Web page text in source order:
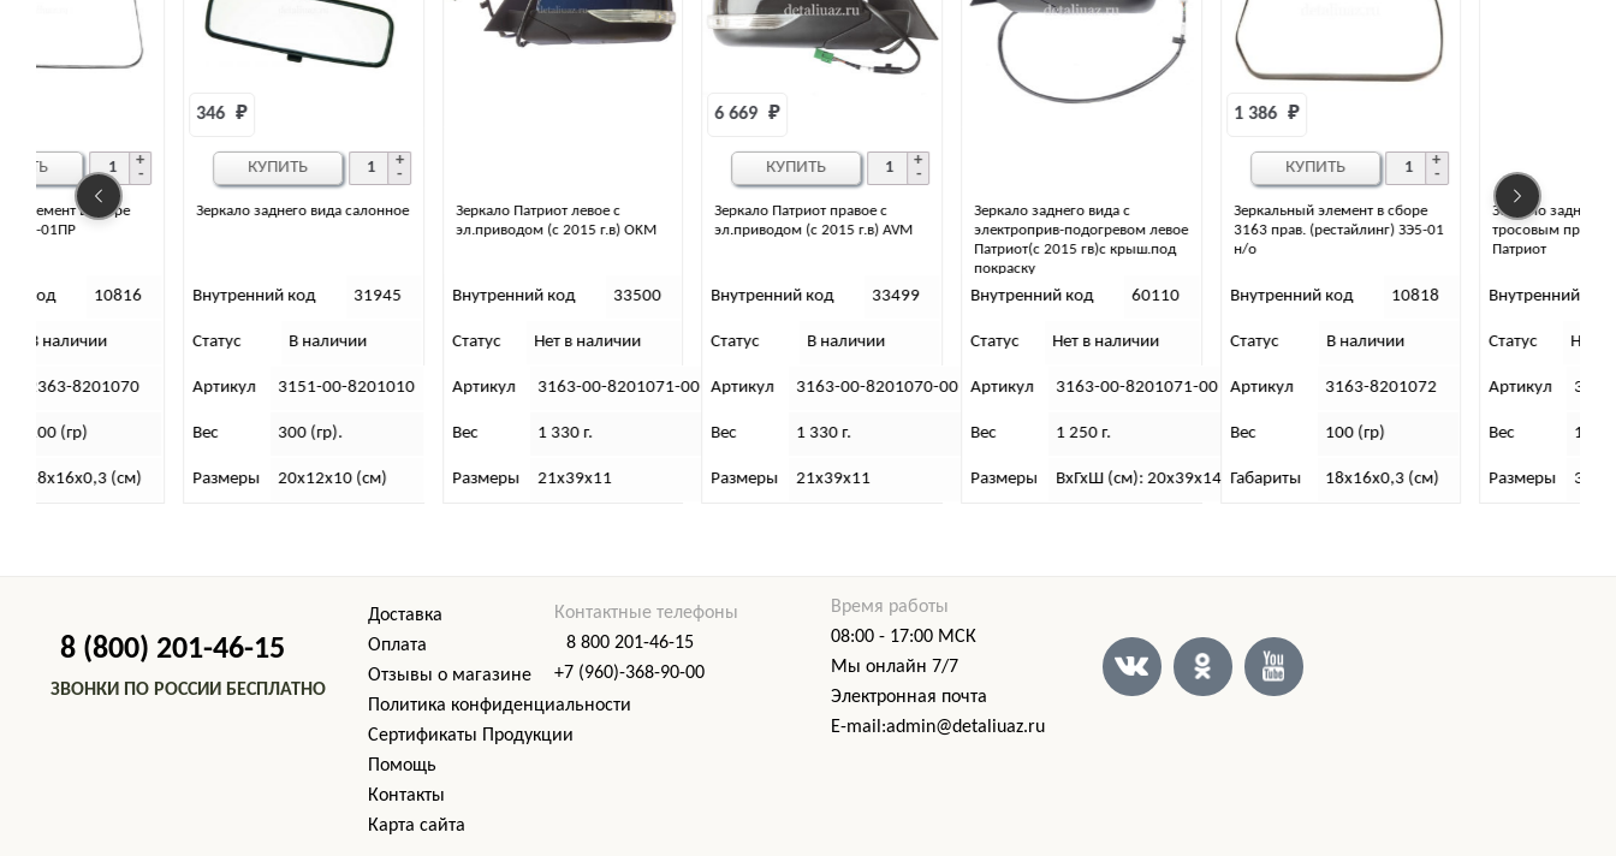
Зеркало заднего вида салонное
Внутренний код 31945
Статус В наличии
Артикул 3151-00-8201010
Вес 300 (гр).
Размеры 20х12х10 (см)
КУПИТЬ
Зеркало Патриот левое с
эл.приводом (с 2015 г.в) OKM
Внутренний код 33500
Статус Нет в наличии
Артикул 3163-00-8201071-00
Вес
Размеры 21х39х11
Зеркало Патриот правое с
эл.приводом (с 2015 г.в) AVM
Внутренний код 33499
Статус В наличии
Артикул 3163-00-8201070-00 AVM
Вес
Размеры 21х39х11
Зеркало заднего вида с
электроприв-подогревом левое
Патриот(с 2015 гв)с крыш.под
Внутренний код 60110
Статус Нет в наличии
Артикул 3163-00-8201071-00
Вес
Размеры ВхГхШ (см): 20х39х14
Зеркальный элемент в сборе
3163 прав. (рестайлинг) ЗЭ5-01
н/о
Внутренний код 10818
Статус В наличии
Артикул 3163-8201072
Вес 100 (гр)
Габариты 18х16х0,3 (см)
Зеркало заднего вида с
тросовым приводом правое
Внутренний код 41672
Статус Нет в наличии
Артикул 3162-00-8201060-00
Вес 1,24 (кг).
Размеры 32х21х20 (см).
8 (800) 201-46-15
ЗВОНКИ ПО РОССИИ БЕСПЛАТНО
Доставка
Оплата
Отзывы о магазине
Политика конфиденциальности
Cертификаты Продукции
Помощь
Контакты
Карта сайта
Контактные телефоны
8 800 201-46-15
+7 (960)-368-90-00
Время работы
08:00 - 17:00 МСК
Мы онлайн 7/7
Электронная почта
E-mail:admin@detaliuaz.ru